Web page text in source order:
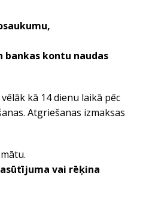
bankas kontu naudas
kā 14 dienu laikā pēc
Atgriešanas izmaksas
vai rēķina